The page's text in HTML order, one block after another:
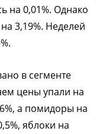
на 0,01%. Однако
3,19%. Неделей
в сегменте
цены упали на
а помидоры на
яблоки на